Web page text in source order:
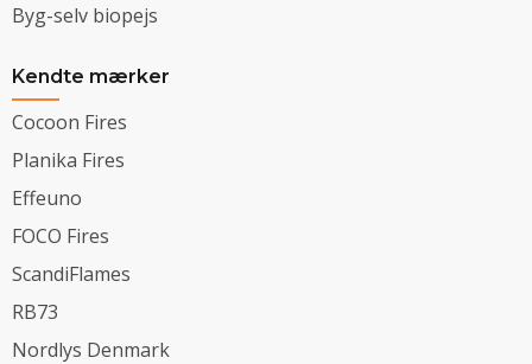
Byg-selv biopejs
Kendte mærker
Cocoon Fires
Planika Fires
Effeuno
FOCO Fires
ScandiFlames
RB73
Nordlys Denmark